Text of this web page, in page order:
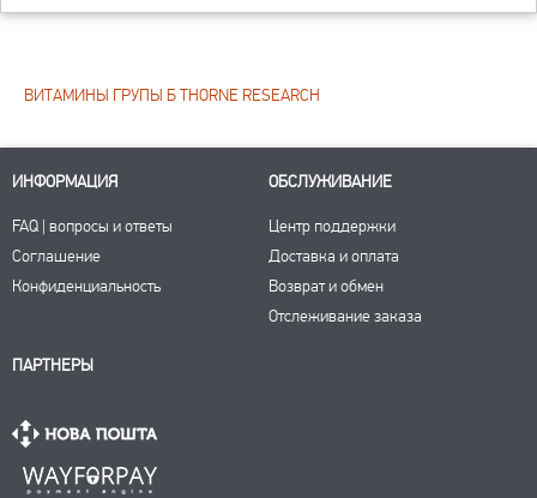
ВИТАМИНЫ ГРУПЫ Б THORNE RESEARCH
ИНФОРМАЦИЯ
FAQ | вопросы и ответы
Соглашение
Конфиденциальность
ОБСЛУЖИВАНИЕ
Центр поддержки
Доставка и оплата
Возврат и обмен
Отслеживание заказа
ПАРТНЕРЫ